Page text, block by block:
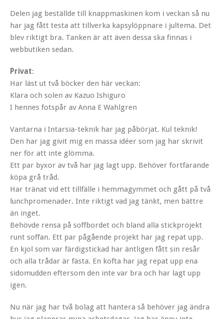
Delen jag beställde till knappmaskinen kom i veckan så nu
har jag fått testa att tillverka kapsylöppnare i jultema. Det
blev riktigt bra. Tanken är att även dessa ska finnas i
webbutiken sedan.
Privat:
Har läst ut två böcker den här veckan:
Klara och solen av Kazuo Ishiguro
I hennes fotspår av Anna E Wahlgren
Vantarna i Intarsia-teknik har jag påbörjat. Kul teknik!
Den har jag givit mig en massa idéer som jag har skrivit
ner för att inte glömma.
Ett par byxor av två har jag lagt upp. Behöver fortfarande
köpa grå tråd.
Har tränat vid ett tillfälle i hemmagymmet och gått på två
lunchpromenader. Inte riktigt vad jag tänkt, men bättre
än inget.
Behövde rensa på soffbordet och bland alla stickprojekt
runt soffan. Ett par pågående projekt har jag repat upp.
En kjol som var färdigstickad har äntligen fått sin resår
och alla trådar är fästa. En kofta har jag repat upp ena
sidomudden eftersom den inte var bra och har lagt upp
igen.
Nu när jag har två bolag att hantera så behöver jag ändra